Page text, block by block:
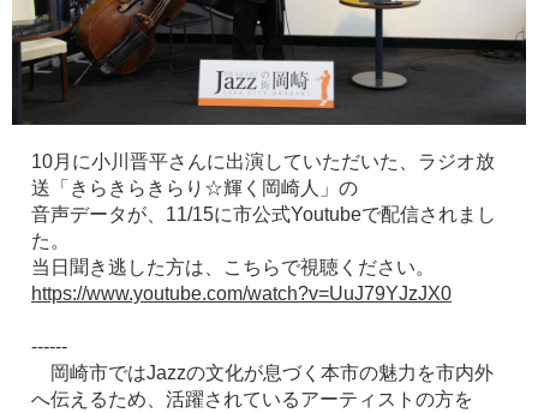
10月に小川晋平さんに出演していただいた、ラジオ放
送「きらきらきらり☆輝く岡崎人」の
音声データが、11/15に市公式Youtubeで配信されまし
た。
当日聞き逃した方は、こちらで視聴ください。
https://www.youtube.com/watch?v=UuJ79YJzJX0
------
岡崎市ではJazzの文化が息づく本市の魅力を市内外
へ伝えるため、活躍されているアーティストの方を